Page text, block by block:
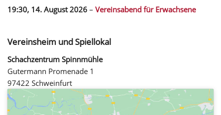
19:30, 14. August 2026 – Vereinsabend für Erwachsene
Vereinsheim und Spiellokal
Schachzentrum Spinnmühle
Gutermann Promenade 1
97422 Schweinfurt